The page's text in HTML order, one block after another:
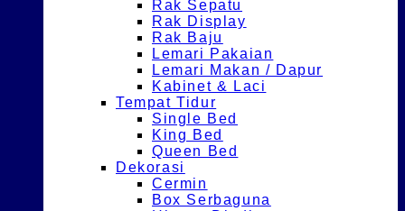
Rak Sepatu
Rak Display
Rak Baju
Lemari Pakaian
Lemari Makan / Dapur
Kabinet & Laci
Tempat Tidur
Single Bed
King Bed
Queen Bed
Dekorasi
Cermin
Box Serbaguna